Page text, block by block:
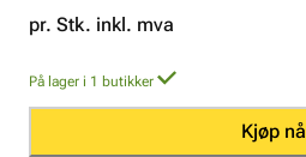
pr. Stk. inkl. mva
På lager i 1 butikker
Kjøp nå